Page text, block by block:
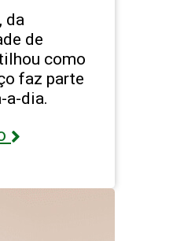
da
de
como
faz parte
a-dia.